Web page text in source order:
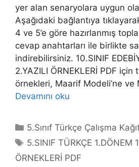
yer alan senaryolara uygun
Aşağıdaki bağlantıya
4 ve 5’e göre hazırlanmış
cevap anahtarları ile birlikte
indirebilirsiniz. 10.SINIF
2.YAZILI ÖRNEKLERİ PDF için
örnekleri, Maarif Modeli’ne ve
Devamını oku
Kategoriler
5.Sınıf Türkçe Çalışma
Etiketler
5.SINIF TÜRKÇE 1.DÖNEM
ÖRNEKLERİ PDF